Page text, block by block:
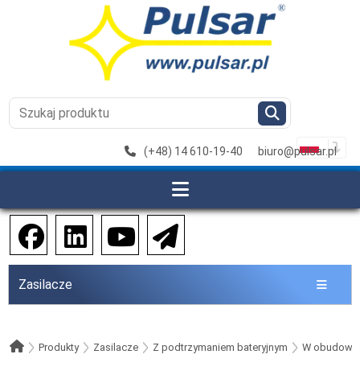
(+48) 14 610-19-40 biuro@pulsar.pl
Zasilacze
Produkty Zasilacze Z podtrzymaniem bateryjnym W